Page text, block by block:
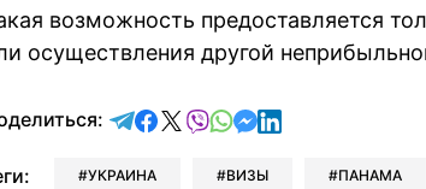
возможность предоставляется
осуществления другой
отправить в Telegram
поделиться в Facebook
поделиться в X
отправить в Viber
отправить в
отправить в
отправить в
УКРАИНА ВИЗЫ ПАНАМА